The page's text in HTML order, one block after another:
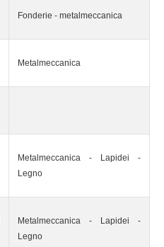
Fonderie - metalmeccanica
Metalmeccanica
Metalmeccanica - Lapidei -
Legno
Metalmeccanica - Lapidei -
Legno